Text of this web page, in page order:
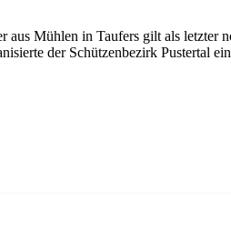
aus Mühlen in Taufers gilt als
der Schützenbezirk Pustertal